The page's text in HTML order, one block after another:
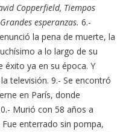
Copperfield, Tiempos
Grandes esperanzas. 6.-
la pena de muerte, la
a lo largo de su
éxito ya en su época. Y
televisión. 9.- Se encontró
en París, donde
Murió con 58 años a
enterrado sin pompa,